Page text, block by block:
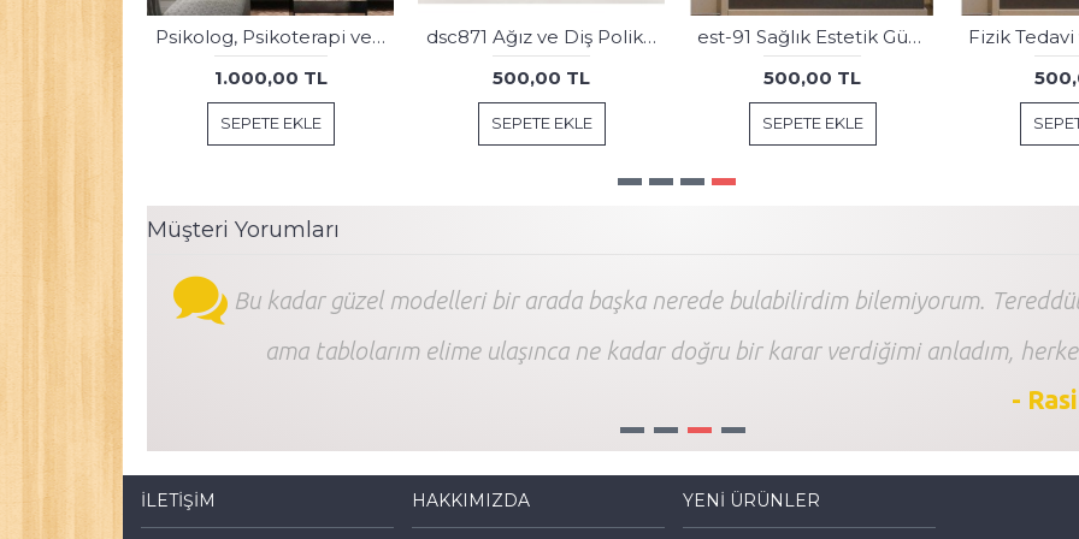
Poliklinik Klinik Hastane Dekorasyonu Medikal Hastane Tablosu hst166
500,00 TL
SEPETE EKLE
Ağız ve Diş Polikliniği, Dişçi Tabloları Dekoratif Diş, Dekoratif Dişçi, Dişçi Dekorasyonu dsc620
500,00 TL
SEPETE EKLE
Mimarlık Ofisi Dekorasyonu İçin Kanvas Tablo dkmr316
500,00 TL
SEPETE EKLE
Müşteri Yorumları
Bu kadar güzel modelleri bir arada başka nerede bulabilirdim bilemiyorum.
ama tablolarım elime ulaşınca ne kadar doğru bir karar verdiğimi anladım,
-
1 2 3 4
İLETIŞIM HAKKIMIZDA YENI ÜRÜNLER